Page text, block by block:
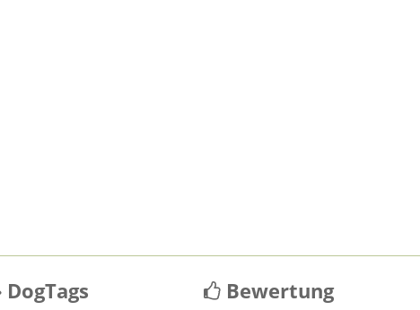
DogTags Bewertung